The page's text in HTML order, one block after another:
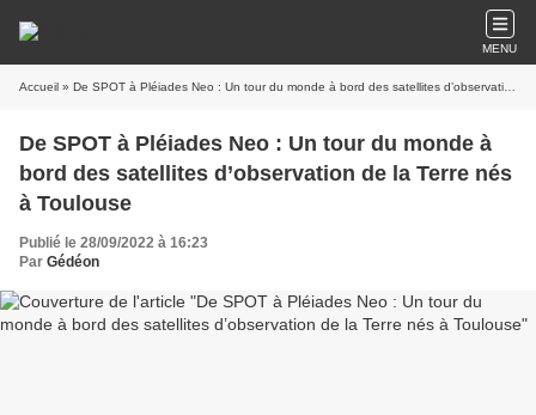
MENU
Accueil » De SPOT à Pléiades Neo : Un tour du monde à bord des satellites d’observation de la Terre nés à Toulouse
De SPOT à Pléiades Neo : Un tour du monde à
bord des satellites d’observation de la Terre nés
à Toulouse
Publié le 28/09/2022 à 16:23
Par Gédéon